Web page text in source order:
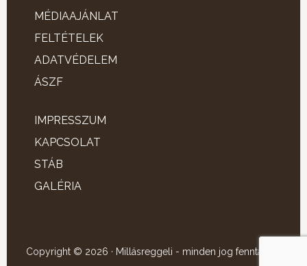
MÉDIAAJÁNLAT
FELTÉTELEK
ADATVÉDELEM
ÁSZF
IMPRESSZUM
KAPCSOLAT
STÁB
GALÉRIA
Copyright © 2026 · Millásreggeli - minden jog fenntartva!